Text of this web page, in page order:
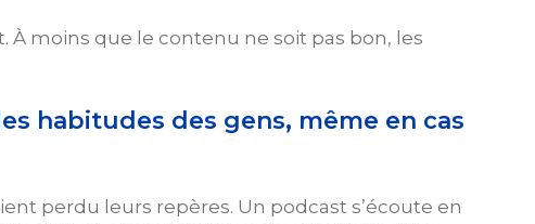
moins que le contenu ne soit pas bon, les
habitudes des gens, même en cas
perdu leurs repères. Un podcast s’écoute en